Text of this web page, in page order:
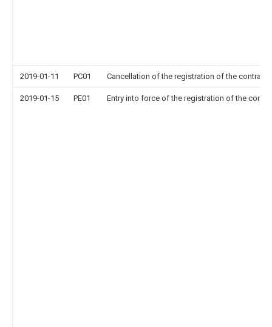
2019-01-11 PC01 Cancellation of the registration of the
2019-01-15 PE01 Entry into force of the registration of the